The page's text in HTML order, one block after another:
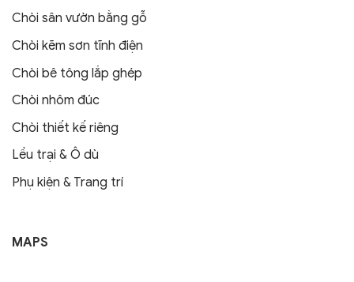
Chòi sân vườn bằng gỗ
Chòi kẽm sơn tĩnh điện
Chòi bê tông lắp ghép
Chòi nhôm đúc
Chòi thiết kế riêng
Lều trại & Ô dù
Phụ kiện & Trang trí
MAPS